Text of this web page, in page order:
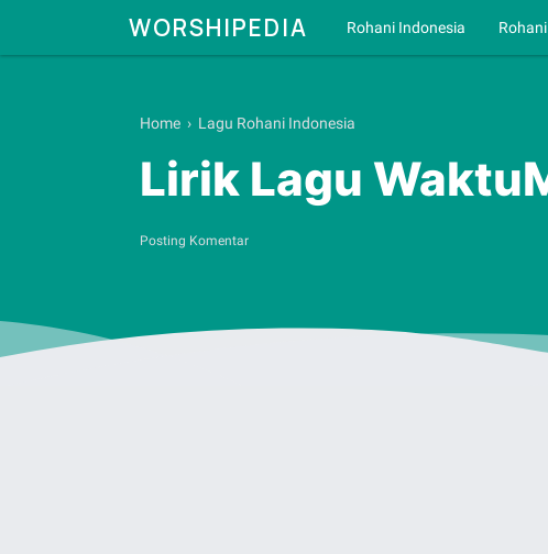
WORSHIPEDIA Rohani Indonesia
Home › Lagu Rohani Indonesia
Lirik Lagu
Posting Komentar